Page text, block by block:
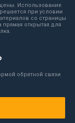
Использование
при условии
со страницы
прямая открытая для
обратной связи